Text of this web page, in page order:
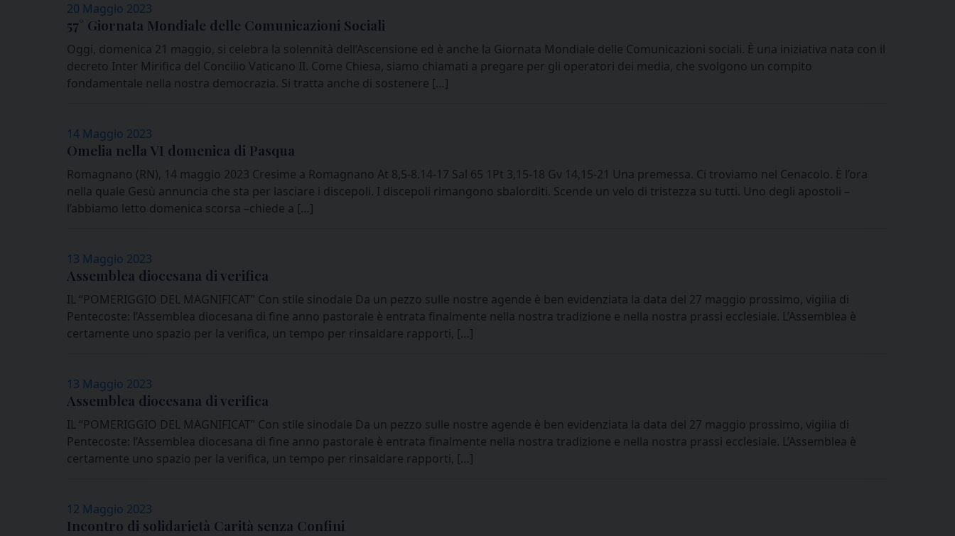
20 Maggio 2023
57° Giornata Mondiale delle Comunicazioni Sociali
Oggi, domenica 21 maggio, si celebra la solennità dell’Ascensione ed è anche la Giornata Mondiale delle Comunicazioni sociali. È una iniziativa nata con il
decreto Inter Mirifica del Concilio Vaticano II. Come Chiesa, siamo chiamati a pregare per gli operatori dei media, che svolgono un compito
fondamentale nella nostra democrazia. Si tratta anche di sostenere […]
14 Maggio 2023
Omelia nella VI domenica di Pasqua
Romagnano (RN), 14 maggio 2023 Cresime a Romagnano At 8,5-8.14-17 Sal 65 1Pt 3,15-18 Gv 14,15-21 Una premessa. Ci troviamo nel Cenacolo. È l’ora
nella quale Gesù annuncia che sta per lasciare i discepoli. I discepoli rimangono sbalorditi. Scende un velo di tristezza su tutti. Uno degli apostoli –
l’abbiamo letto domenica scorsa –chiede a […]
13 Maggio 2023
Assemblea diocesana di verifica
IL “POMERIGGIO DEL MAGNIFICAT” Con stile sinodale Da un pezzo sulle nostre agende è ben evidenziata la data del 27 maggio prossimo, vigilia di
Pentecoste: l’Assemblea diocesana di fine anno pastorale è entrata finalmente nella nostra tradizione e nella nostra prassi ecclesiale. L’Assemblea è
certamente uno spazio per la verifica, un tempo per rinsaldare rapporti, […]
13 Maggio 2023
Assemblea diocesana di verifica
IL “POMERIGGIO DEL MAGNIFICAT” Con stile sinodale Da un pezzo sulle nostre agende è ben evidenziata la data del 27 maggio prossimo, vigilia di
Pentecoste: l’Assemblea diocesana di fine anno pastorale è entrata finalmente nella nostra tradizione e nella nostra prassi ecclesiale. L’Assemblea è
certamente uno spazio per la verifica, un tempo per rinsaldare rapporti, […]
12 Maggio 2023
Incontro di solidarietà Carità senza Confini